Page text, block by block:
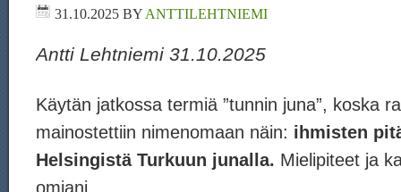
31.10.2025 BYANTTILEHTNIEMI
Antti Lehtniemi 31.10.2025
Käytän jatkossa termiä ”tunnin juna”, koska
mainostettiin nimenomaan näin: ihmisten
Helsingistä Turkuun junalla. Mielipiteet ja
omiani.